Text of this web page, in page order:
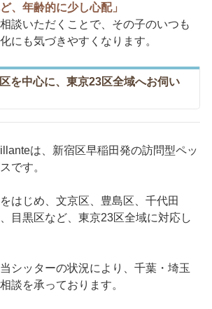
、年齢的に少し心配」
談いただくことで、その子のいつも
にも気づきやすくなります。
を中心に、東京23区全域へお伺い
は、新宿区早稲田発の訪問型ペッ
です。
はじめ、文京区、豊島区、千代田
目黒区など、東京23区全域に対応し
シッターの状況により、千葉・埼玉
談を承っております。